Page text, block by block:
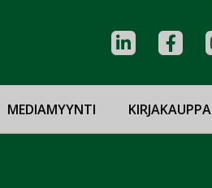
MEDIAMYYNTI KIRJAKAUPPA